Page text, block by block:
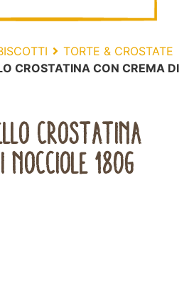
TORTE & CROSTATE
CROSTATINA CON CREMA DI
CROSTATINA
NOCCIOLE 180G